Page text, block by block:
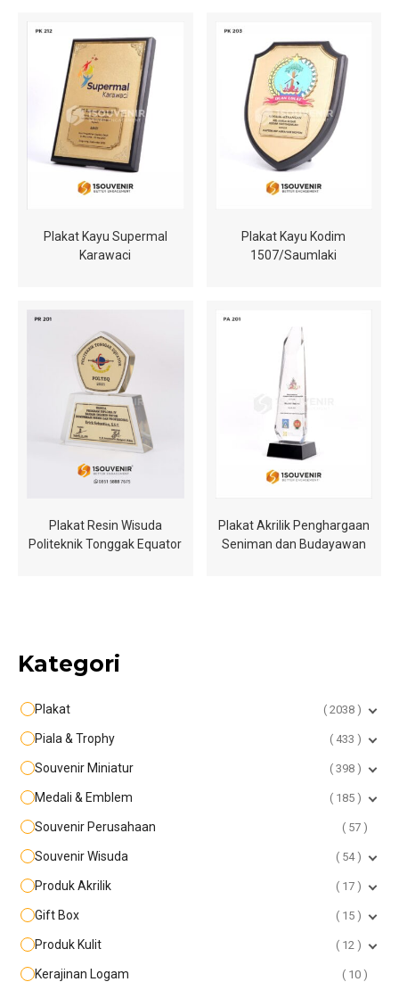
Plakat Kayu Supermal
Karawaci
Plakat Kayu Kodim
1507/Saumlaki
Plakat Resin Wisuda
Politeknik Tonggak Equator
Plakat Akrilik Penghargaan
Seniman dan Budayawan
Kategori
Plakat 2038
Piala & Trophy 433
Souvenir Miniatur 398
Medali & Emblem 185
Souvenir Perusahaan 57
Souvenir Wisuda 54
Produk Akrilik 17
Gift Box 15
Produk Kulit 12
Kerajinan Logam 10